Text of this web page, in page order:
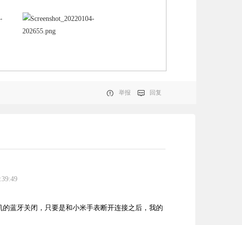
举报 回复
蓝牙关闭，只要是和小米手表断开连接之后，我的